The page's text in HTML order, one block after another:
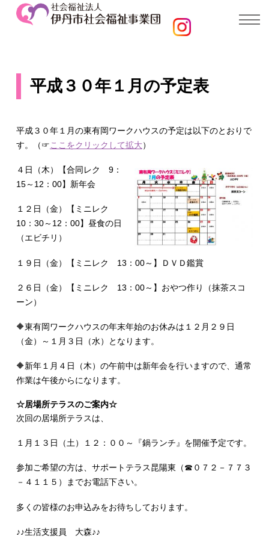
平成３０年１月の予定表
平成３０年１月の東有岡ワークハウスの予定は以下のとおりで
す。（☞ここをクリックして拡大）
４日（木）【合同レク 9：
15～12：00】新年会
１２日（金）【ミニレク
10：30～12：00】昼食の日
（エビチリ）
１９日（金）【ミニレク 13：00～】ＤＶＤ鑑賞
２６日（金）【ミニレク 13：00～】おやつ作り（抹茶スコ
ーン）
🔶東有岡ワークハウスの年末年始のお休みは１２月２９日
（金）～１月３日（水）となります。
🔶新年１月４日（木）の午前中は新年会を行いますので、通常
作業は午後からになります。
☆居場所テラスのご案内☆
次回の居場所テラスは、
１月１３日（土）１２：００～『鍋ランチ』を開催予定です。
参加ご希望の方は、サポートテラス昆陽東（☎０７２－７７３
－４１１５）までお電話下さい。
多くの皆様のお申込みをお待ちしております。
♪♪生活支援員 大森♪♪